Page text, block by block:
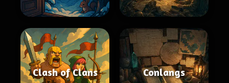
Clash of Clans Conlangs